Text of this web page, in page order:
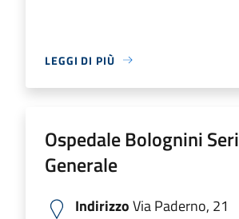
LEGGI DI PIÙ
Ospedale Bolognini
Generale
IndirizzoVia Paderno, 21